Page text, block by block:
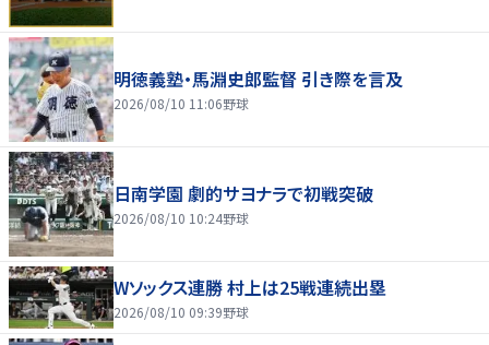
明徳義塾・馬淵史郎監督 引き際を言及
2026/08/10 11:06野球
日南学園 劇的サヨナラで初戦突破
2026/08/10 10:24野球
Wソックス連勝 村上は25戦連続出塁
2026/08/10 09:39野球